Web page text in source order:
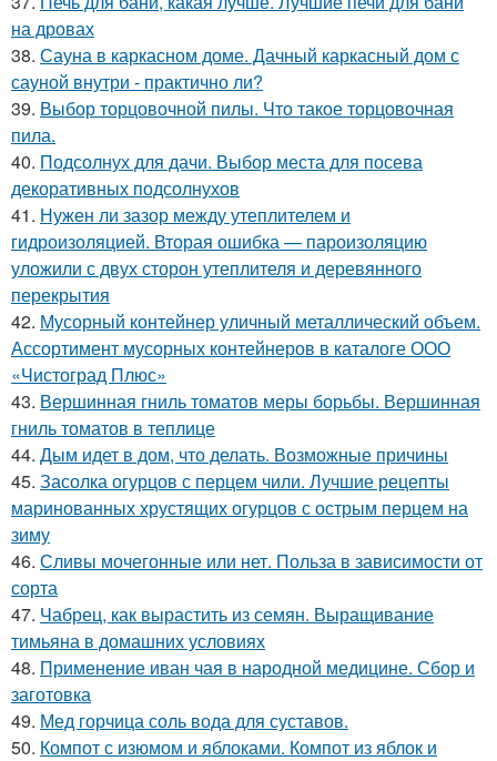
на дровах
38. Сауна в каркасном доме. Дачный каркасный дом с
сауной внутри - практично ли?
39. Выбор торцовочной пилы. Что такое торцовочная
пила.
40. Подсолнух для дачи. Выбор места для посева
декоративных подсолнухов
41. Нужен ли зазор между утеплителем и
гидроизоляцией. Вторая ошибка — пароизоляцию
уложили с двух сторон утеплителя и деревянного
перекрытия
42. Мусорный контейнер уличный металлический объем.
Ассортимент мусорных контейнеров в каталоге ООО
«Чистоград Плюс»
43. Вершинная гниль томатов меры борьбы. Вершинная
гниль томатов в теплице
44. Дым идет в дом, что делать. Возможные причины
45. Засолка огурцов с перцем чили. Лучшие рецепты
маринованных хрустящих огурцов с острым перцем на
зиму
46. Сливы мочегонные или нет. Польза в зависимости от
сорта
47. Чабрец, как вырастить из семян. Выращивание
тимьяна в домашних условиях
48. Применение иван чая в народной медицине. Сбор и
заготовка
49. Мед горчица соль вода для суставов.
50. Компот с изюмом и яблоками. Компот из яблок и